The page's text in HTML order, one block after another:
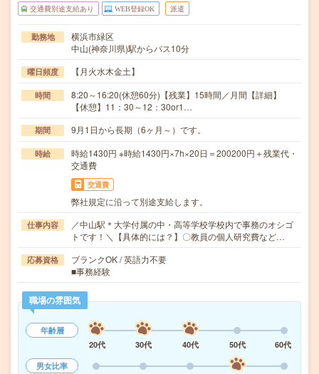
交通費別途支給あり WEB登録OK 派遣
勤務地
横浜市緑区
中山(神奈川県)駅からバス10分
曜日頻度 【月火水木金土】
時間
8:20～16:20(休憩60分)【残業】15時間／月間【詳細】
【休憩】11：30～12：30or1…
期間 9月1日から長期（6ヶ月～）です。
時給
時給1430円 ※時給1430円×7h×20日＝200200円＋残業代・
交通費
交通費
弊社規定に沿って別途支給します。
仕事内容
／中山駅＊大学付属の中・高等学校学校内で事務のオシゴ
トです！＼【具体的には？】〇教員の個人研究費など…
応募資格
ブランクOK / 英語力不要
■事務経験
職場の雰囲気
年齢層
20代
30代 40代 50代
60代
男女比率